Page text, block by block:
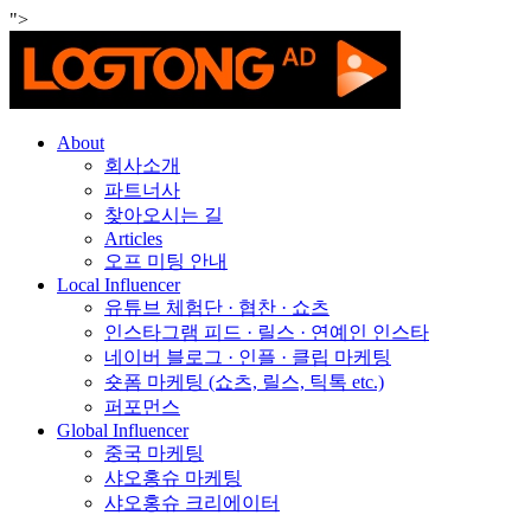
">
About
회사소개
파트너사
찾아오시는 길
Articles
오프 미팅 안내
Local Influencer
유튜브 체험단 · 협찬 · 쇼츠
인스타그램 피드 · 릴스 · 연예인 인스타
네이버 블로그 · 인플 · 클립 마케팅
숏폼 마케팅 (쇼츠, 릴스, 틱톡 etc.)
퍼포먼스
Global Influencer
중국 마케팅
샤오홍슈 마케팅
샤오홍슈 크리에이터